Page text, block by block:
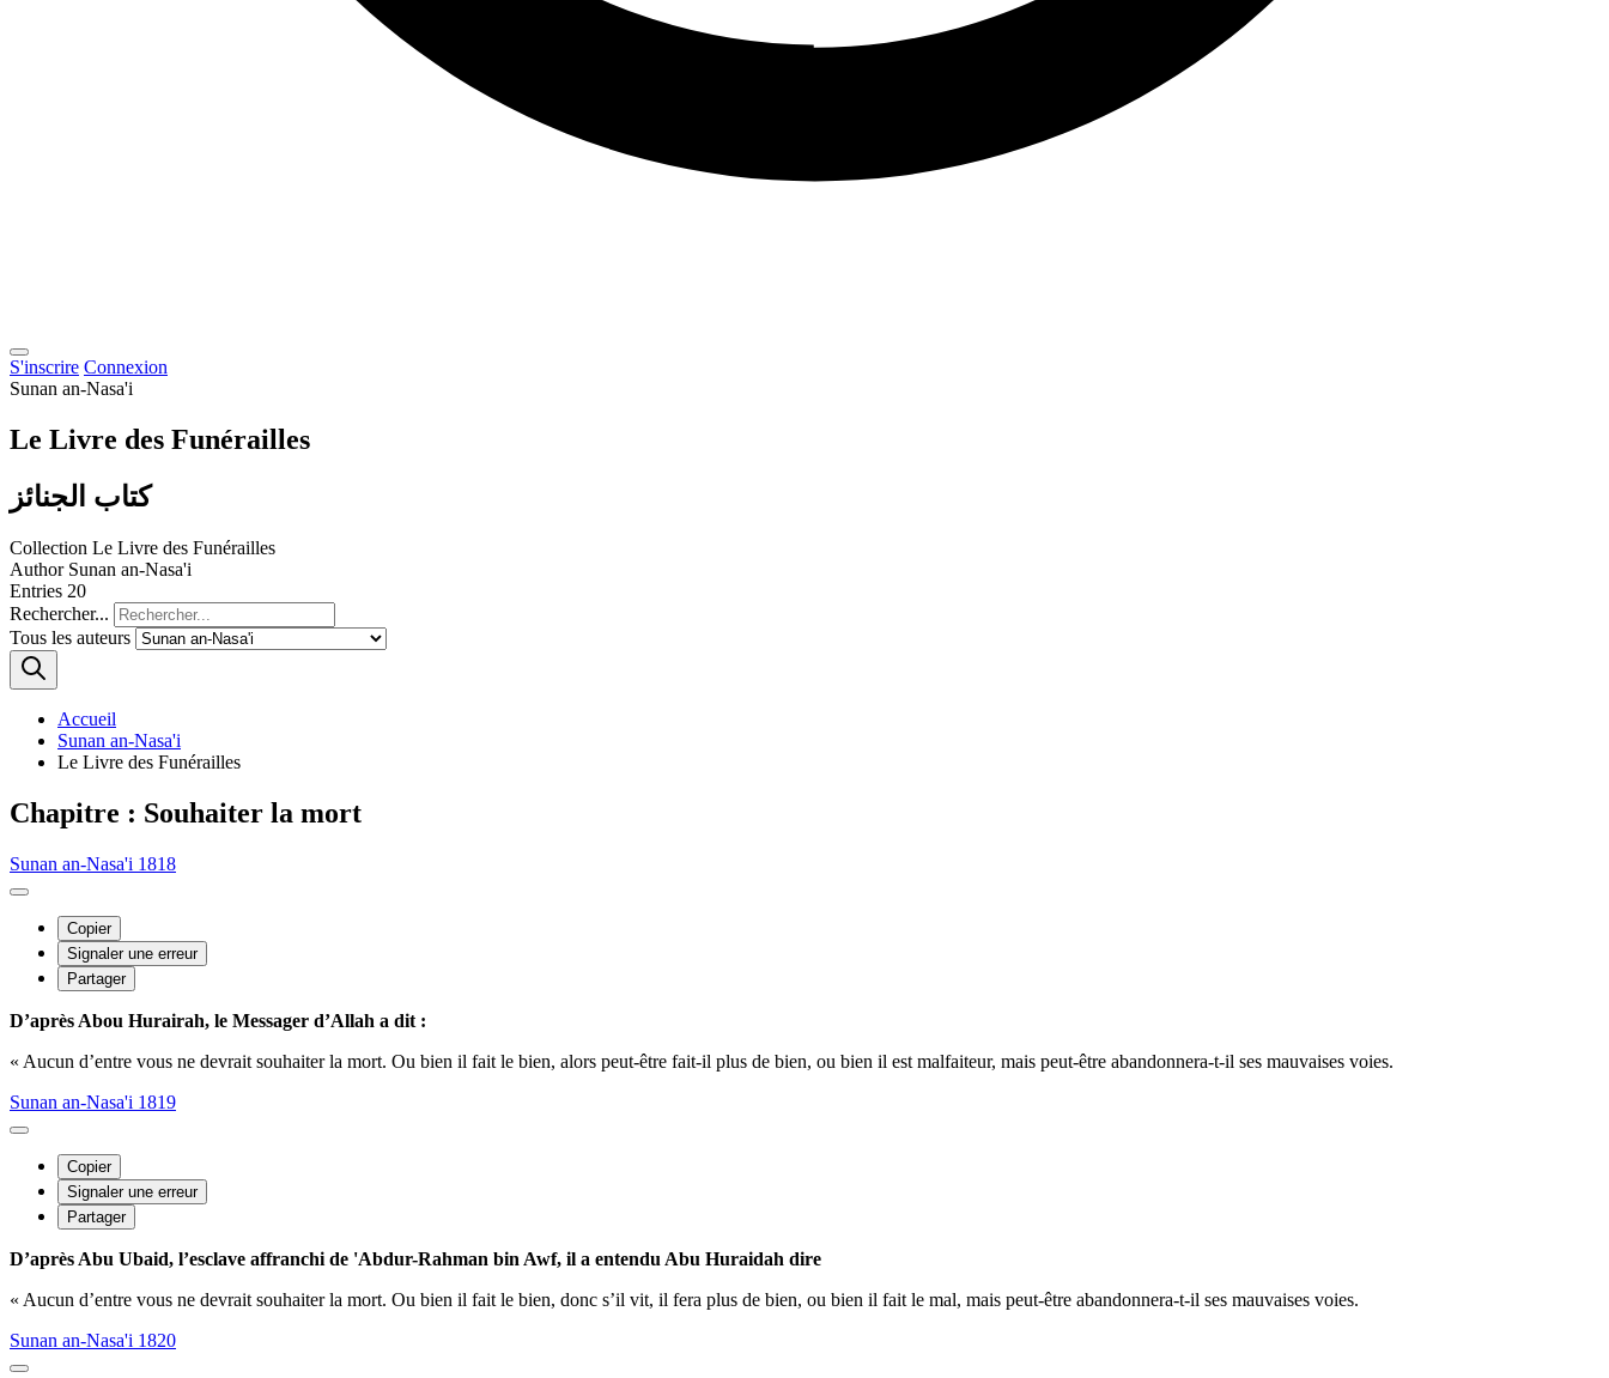
S'inscrire Connexion
Sunan an-Nasa'i
Le Livre des Funérailles
كتاب الجنائز
Collection Le Livre des Funérailles
Author Sunan an-Nasa'i
Entries 20
Rechercher...
Tous les auteurs
Accueil
Sunan an-Nasa'i
Le Livre des Funérailles
Chapitre : Souhaiter la mort
Sunan an-Nasa'i 1818
Copier
Signaler une erreur
Partager
D’après Abou Hurairah, le Messager d’Allah a dit :
« Aucun d’entre vous ne devrait souhaiter la mort. Ou bien il fait le bien, alors peut-être fait-il plus de bien, ou bien il est malfaiteur, mais peut-être abandonnera-t-il ses mauvaises voies.
Sunan an-Nasa'i 1819
Copier
Signaler une erreur
Partager
D’après Abu Ubaid, l’esclave affranchi de 'Abdur-Rahman bin Awf, il a entendu Abu Huraidah dire
« Aucun d’entre vous ne devrait souhaiter la mort. Ou bien il fait le bien, donc s’il vit, il fera plus de bien, ou bien il fait le mal, mais peut-être abandonnera-t-il ses mauvaises voies.
Sunan an-Nasa'i 1820